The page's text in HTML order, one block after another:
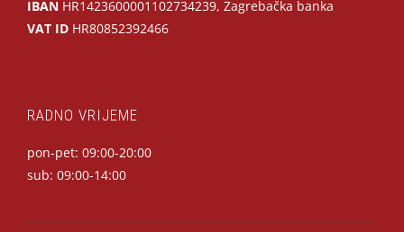
IBAN HR1423600001102734239, Zagrebačka banka
VAT ID HR80852392466
RADNO VRIJEME
pon-pet: 09:00-20:00
sub: 09:00-14:00